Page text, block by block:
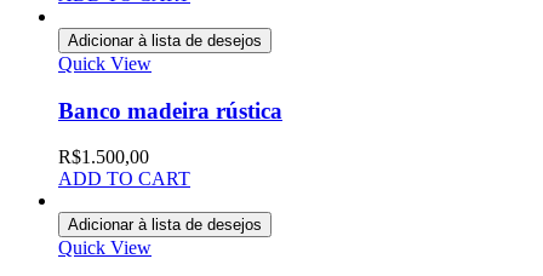
Adicionar à lista de desejos
Quick View
Banco madeira rústica
R$1.500,00
ADD TO CART
Adicionar à lista de desejos
Quick View